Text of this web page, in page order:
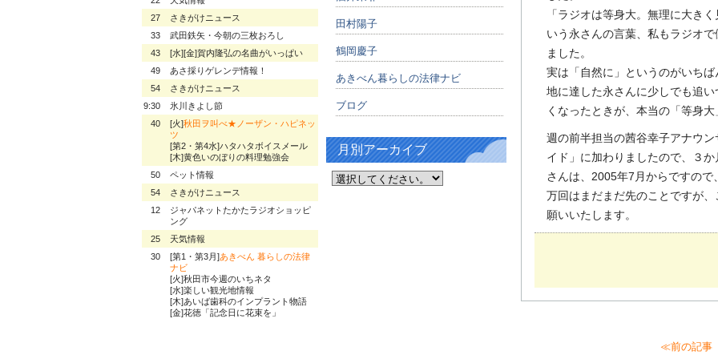
「ラジオは等身大。無理に大き
いう永さんの言葉、私もラジオ
ました。
実は「自然に」というのがいち
地に達した永さんに少しでも追
くなったときが、本当の「等身
週の前半担当の茜谷幸子アナウ
イド」に加わりましたので、３
さんは、2005年7月からですの
万回はまだまだ先のことですが
願いいたします。
≪前の記事
27
さきがけニュース
33
武田鉄矢・今朝の三枚おろし
43
[水][金]賀内隆弘の名曲がいっぱい
49
あさ採りゲレンデ情報！
54
さきがけニュース
9:30
氷川きよし節
40
[火]秋田ヲ叫べ★ノーザン・ハピネッ
ツ
[第2・第4水]ハタハタボイスメール
[木]黄色いのぼりの料理勉強会
50
ペット情報
54
さきがけニュース
12
ジャパネットたかたラジオショッピ
ング
25
天気情報
30
[第1・第3月]あきべん 暮らしの法律
ナビ
[火]秋田市今週のいちネタ
[水]楽しい観光地情報
[木]あいば歯科のインプラント物語
[金]花徳「記念日に花束を」
田村陽子
鶴岡慶子
あきべん暮らしの法律ナビ
ブログ
月別アーカイブ